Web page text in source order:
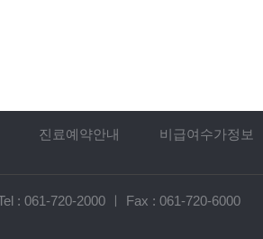
진료예약안내 비급여수가정보
: 061-720-2000 ㅣ Fax : 061-720-6000